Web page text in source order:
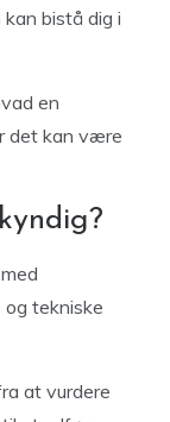
bistå dig i
en
det kan være
tekniske
at vurdere